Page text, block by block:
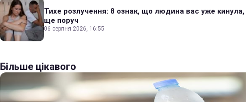
Тихе розлучення: 8 ознак, що людина вас уже кинула,
ще поруч
06 серпня 2026, 16:55
Більше цікавого